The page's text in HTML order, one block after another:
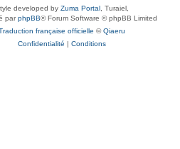
developed by Zuma Portal , Turaiel,
parphpBB® Forum Software © phpBB Limited
française officielle ©Qiaeru
Confidentialité | Conditions